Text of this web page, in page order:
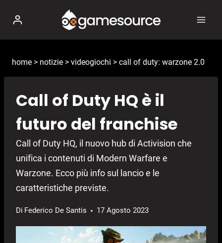
contenuto
home > notizie > videogiochi > call of duty: warzone 2.0
Call of Duty HQ è il
futuro del franchise
Call of Duty HQ, il nuovo hub di Activision che
unifica i contenuti di Modern Warfare e
Warzone. Ecco più info sul lancio e le
caratteristiche previste.
Di Federico De Santis 17 Agosto 2023